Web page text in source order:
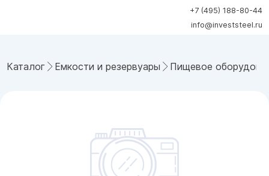
+7 (495) 188-80-44
info@investsteel.ru
Каталог Емкости и резервуары Пищевое